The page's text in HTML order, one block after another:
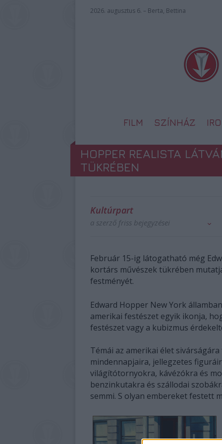
2026. augusztus 6. – Berta, Bettina
FILM SZÍNHÁZ
HOPPER REALISTA
TÜKRÉBEN
Kultúrpart
a szerző friss bejegyzései
Február 15-ig látogatható még
kortárs művészek tükrében
festményét.
Edward Hopper New York
amerikai festészet egyik ikonja,
festészet vagy a kubizmus
Témái az amerikai élet
mindennapjaira, jellegzetes
világítótornyokra, kávézókra és
benzinkutakra és szállodai
semmi. S olyan embereket festett